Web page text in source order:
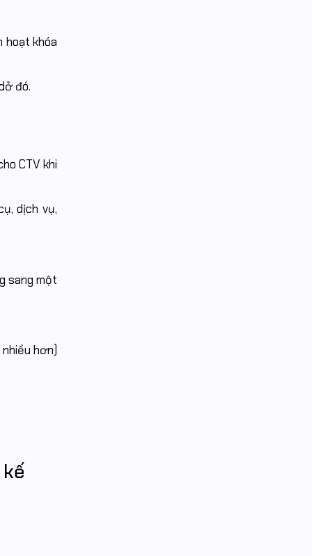
hoạt khóa
đó.
CTV khi
dịch vụ,
sang một
hơn)